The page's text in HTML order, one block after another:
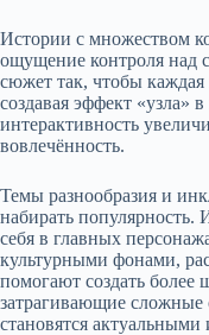
Истории с множеством
ощущение контроля над
сюжет так, чтобы
создавая эффект «узла»
интерактивность
вовлечённость.
Темы разнообразия и
набирать популярность.
себя в главных
культурными фонами,
помогают создать
затрагивающие
становятся актуальными